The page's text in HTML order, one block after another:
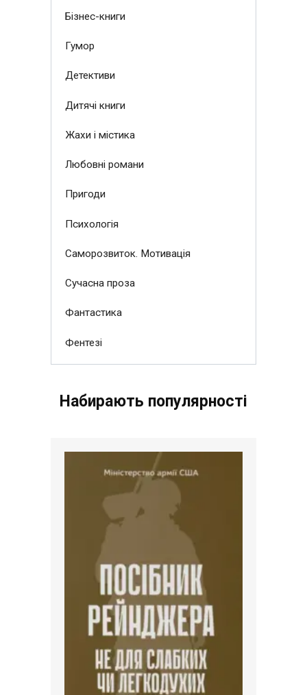
Бізнес-книги
Гумор
Детективи
Дитячі книги
Жахи і містика
Любовні романи
Пригоди
Психологія
Саморозвиток. Мотивація
Сучасна проза
Фантастика
Фентезі
Набирають популярності